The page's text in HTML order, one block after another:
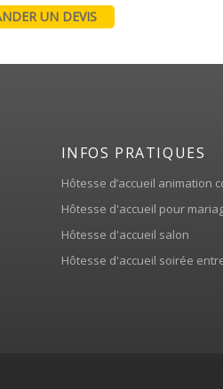
UN DEVIS
INFOS PRATIQUES
Hôtesse d’accueil animation
Hôtesse d'accueil pour
Hôtesse d'accueil salon
Hôtesse d'accueil soirée